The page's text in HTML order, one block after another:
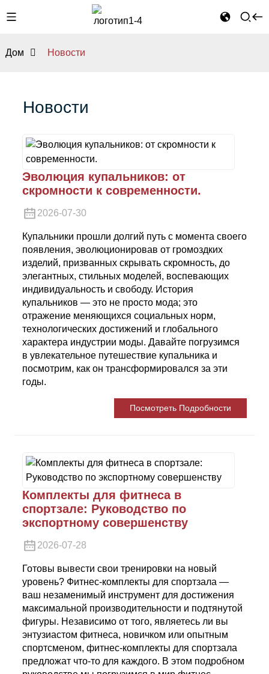
Дом Новости
Новости
Эволюция купальников: от
скромности к современности.
2026-07-30
Купальники прошли долгий путь с момента своего
появления, эволюционировав от громоздких
изделий, призванных скрывать скромность, до
элегантных, стильных моделей, воспевающих
индивидуальность и свободу. История
купальников — это не просто мода; это
отражение меняющихся социальных норм,
технологических достижений и глобального
характера индустрии моды. Давайте погрузимся
в увлекательное путешествие купальника и
посмотрим, как он трансформировался за эти
годы.
Посмотреть Подробности
Комплекты для фитнеса в
спортзале: Руководство по
экспортному совершенству
2026-07-28
Готовы вывести свои тренировки на новый
уровень? Фитнес-комплекты для спортзала —
ваш незаменимый инструмент для достижения
максимальной производительности и подтянутой
фигуры. Независимо от того, являетесь ли вы
энтузиастом фитнеса, новичком или опытным
спортсменом, фитнес-комплекты для спортзала
предложат что-то для каждого. В этом подробном